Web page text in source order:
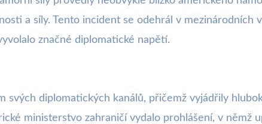
a síly. Tento incident se odehrál v mezinárodních
značné diplomatické napětí.
svých diplomatických kanálů, přičemž vyjádřily
ministerstvo zahraničí vydalo prohlášení, v